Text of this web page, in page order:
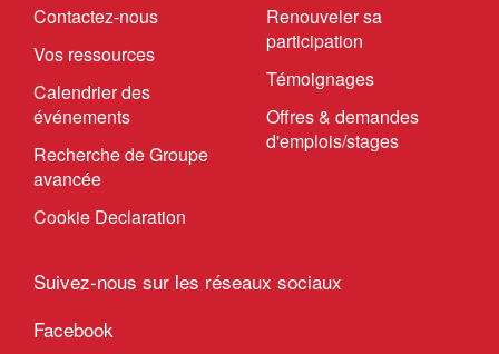
Contactez-nous
Vos ressources
Calendrier des
événements
Recherche de Groupe
avancée
Cookie Declaration
Renouveler sa
participation
Témoignages
Offres & demandes
d'emplois/stages
Suivez-nous sur les réseaux sociaux
Facebook